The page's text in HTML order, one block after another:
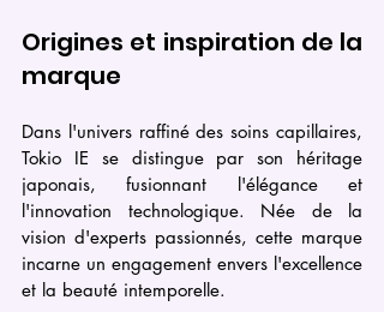
Origines et inspiration de la
marque
Dans l'univers raffiné des soins capillaires,
Tokio IE se distingue par son héritage
japonais, fusionnant l'élégance et
l'innovation technologique. Née de la
vision d'experts passionnés, cette marque
incarne un engagement envers l'excellence
et la beauté intemporelle.